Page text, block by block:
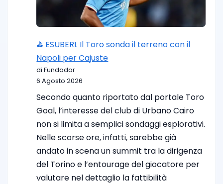
⛳ ESUBERI. Il Toro sonda il terreno con il
Napoli per Cajuste
di Fundador
6 Agosto 2026
Secondo quanto riportato dal portale Toro
Goal, l’interesse del club di Urbano Cairo
non si limita a semplici sondaggi esplorativi.
Nelle scorse ore, infatti, sarebbe già
andato in scena un summit tra la dirigenza
del Torino e l’entourage del giocatore per
valutare nel dettaglio la fattibilità